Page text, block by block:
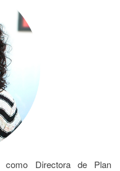
Directora de Plan